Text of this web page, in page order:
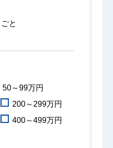
と
50～99万円
200～299万円
400～499万円